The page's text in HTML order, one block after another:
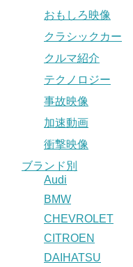
おもしろ映像
クラシックカー
クルマ紹介
テクノロジー
事故映像
加速動画
衝撃映像
ブランド別
Audi
BMW
CHEVROLET
CITROEN
DAIHATSU